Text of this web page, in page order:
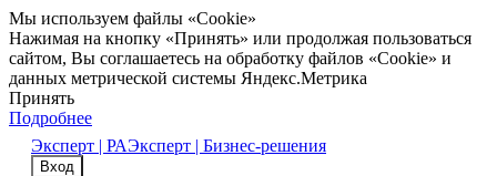
Мы используем файлы «Cookie»
Нажимая на кнопку «Принять» или продолжая пользоваться
сайтом, Вы соглашаетесь на обработку файлов «Cookie» и
данных метрической системы Яндекс.Метрика
Принять
Подробнее
Эксперт | РАЭксперт | Бизнес-решения
Вход